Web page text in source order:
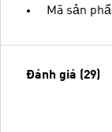
Mã sản
Đánh giá (29)